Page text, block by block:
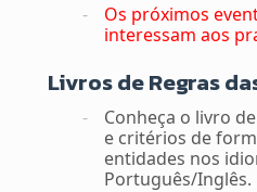
Os próximos
interessam aos
Livros de Regras
Conheça o livro
e critérios de
entidades nos
Português/Inglês.